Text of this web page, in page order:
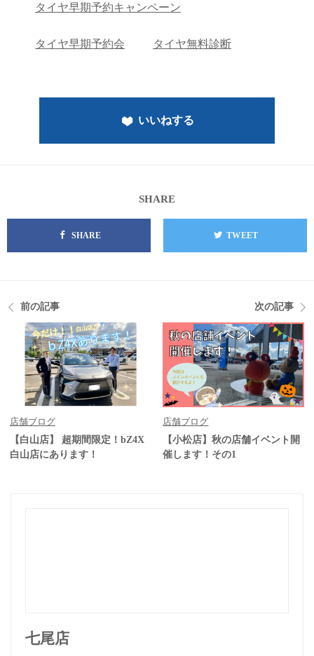
タイヤ早期予約キャンペーン
タイヤ早期予約会 タイヤ無料診断
いいねする
SHARE
SHARE TWEET
前の記事
店舗ブログ
【白山店】 超期間限定！bZ4X
白山店にあります！
次の記事
店舗ブログ
【小松店】秋の店舗イベント開
催します！その1
七尾店